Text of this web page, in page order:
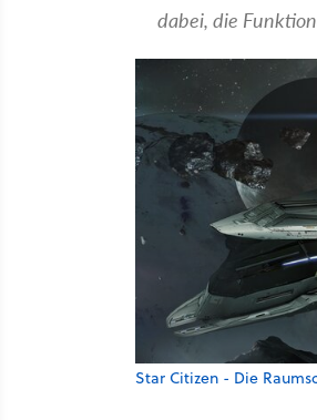
dabei, die
Star Citizen - Die